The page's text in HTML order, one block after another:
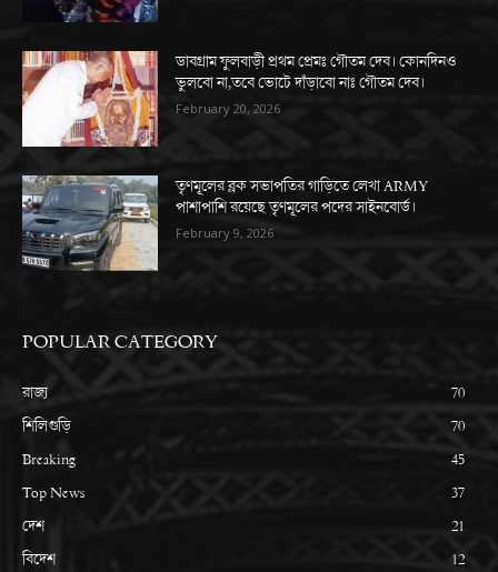
ডাবগ্রাম ফুলবাড়ী প্রথম প্রেমঃ গৌতম দেব। কোনদিনও
ভুলবো না,তবে ভোটে দাঁড়াবো নাঃ গৌতম দেব।
February 20, 2026
তৃণমূলের ব্লক সভাপতির গাড়িতে লেখা ARMY
পাশাপাশি রয়েছে তৃণমূলের পদের সাইনবোর্ড।
February 9, 2026
POPULAR CATEGORY
রাজ্য
70
শিলিগুড়ি
70
Breaking
45
Top News
37
দেশ
21
বিদেশ
12